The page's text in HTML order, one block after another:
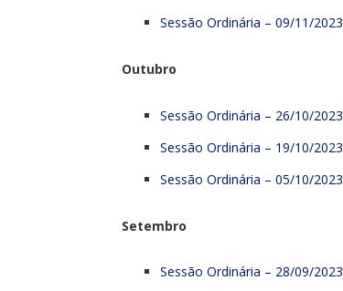
Sessão Ordinária – 09/11/2023
Outubro
Sessão Ordinária – 26/10/2023
Sessão Ordinária – 19/10/2023
Sessão Ordinária – 05/10/2023
Setembro
Sessão Ordinária – 28/09/2023